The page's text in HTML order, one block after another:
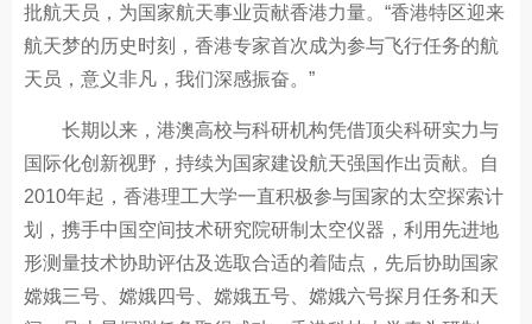
批航天员，为国家航天事业贡献香港力量。“香港特区迎来
航天梦的历史时刻，香港专家首次成为参与飞行任务的航
天员，意义非凡，我们深感振奋。”
长期以来，港澳高校与科研机构凭借顶尖科研实力与
国际化创新视野，持续为国家建设航天强国作出贡献。自
2010年起，香港理工大学一直积极参与国家的太空探索计
划，携手中国空间技术研究院研制太空仪器，利用先进地
形测量技术协助评估及选取合适的着陆点，先后协助国家
嫦娥三号、嫦娥四号、嫦娥五号、嫦娥六号探月任务和天